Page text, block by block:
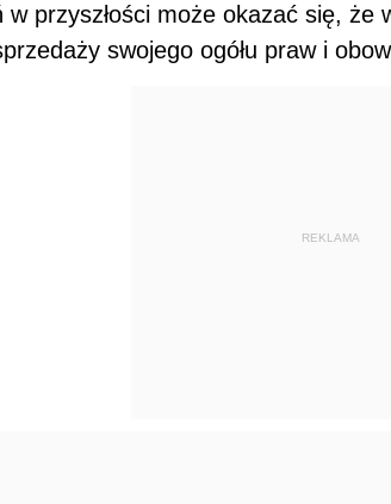
w przyszłości może okazać się, że
swojego ogółu praw i
REKLAMA